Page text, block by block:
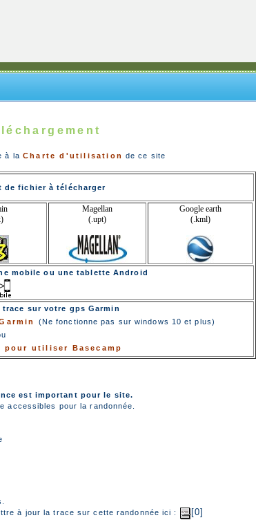
à la Charte d'utilisation de ce site
de fichier à télécharger
Magellan
(.upt)
Google earth
(.kml)
mobile ou une tablette Android
sur votre gps Garmin
(Ne fonctionne pas sur windows 10 et plus)
utiliser Basecamp
est important pour le site.
accessibles pour la randonnée.
à jour la trace sur cette randonnée ici :
[0]